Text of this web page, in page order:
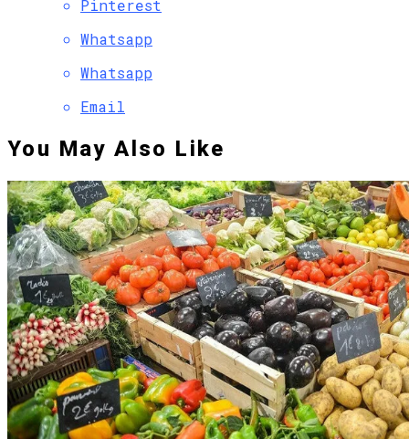
Pinterest
Whatsapp
Whatsapp
Email
You May Also Like